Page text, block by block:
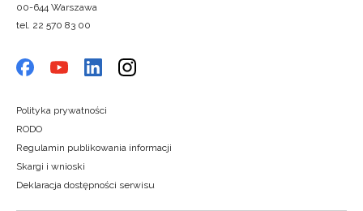
00-644 Warszawa
tel. 22 570 83 00
Polityka prywatności
RODO
Regulamin publikowania informacji
Skargi i wnioski
Deklaracja dostępności serwisu